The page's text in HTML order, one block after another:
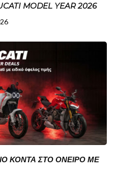
MODEL YEAR 2026
ΚΟΝΤΆ ΣΤΟ ΌΝΕΙΡΟ ΜΕ